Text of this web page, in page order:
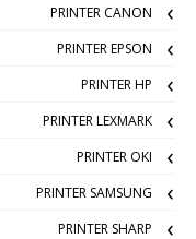
PRINTER CANON
PRINTER EPSON
PRINTER HP
PRINTER LEXMARK
PRINTER OKI
PRINTER SAMSUNG
PRINTER SHARP